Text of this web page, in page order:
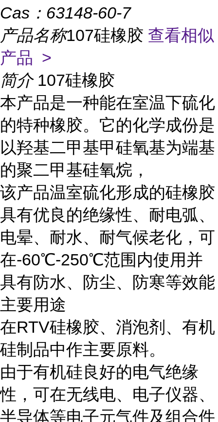
Cas： 63148-60-7
产品名称107硅橡胶 查看相似
产品 >
简介 107硅橡胶
本产品是一种能在室温下硫化
的特种橡胶。它的化学成份是
以羟基二甲基甲硅氧基为端基
的聚二甲基硅氧烷，
该产品温室硫化形成的硅橡胶
具有优良的绝缘性、耐电弧、
电晕、耐水、耐气候老化，可
在-60℃-250℃范围内使用并
具有防水、防尘、防寒等效能
主要用途
在RTV硅橡胶、消泡剂、有机
硅制品中作主要原料。
由于有机硅良好的电气绝缘
性，可在无线电、电子仪器、
半导体等电子元气件及组合件